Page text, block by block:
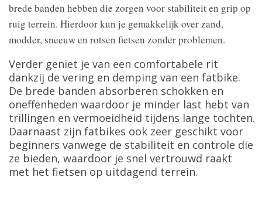
brede banden hebben die zorgen voor stabiliteit en grip op
ruig terrein. Hierdoor kun je gemakkelijk over zand,
modder, sneeuw en rotsen fietsen zonder problemen.
Verder geniet je van een comfortabele rit
dankzij de vering en demping van een fatbike.
De brede banden absorberen schokken en
oneffenheden waardoor je minder last hebt van
trillingen en vermoeidheid tijdens lange tochten.
Daarnaast zijn fatbikes ook zeer geschikt voor
beginners vanwege de stabiliteit en controle die
ze bieden, waardoor je snel vertrouwd raakt
met het fietsen op uitdagend terrein.